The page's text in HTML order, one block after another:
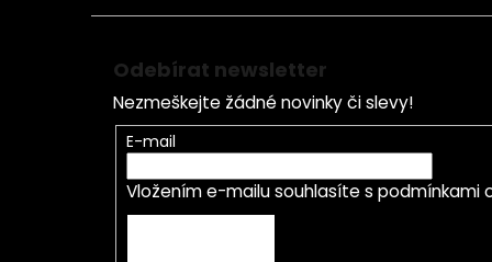
Odebírat newsletter
Nezmeškejte žádné novinky či slevy!
E-mail
Vložením e-mailu souhlasíte s podmínkami